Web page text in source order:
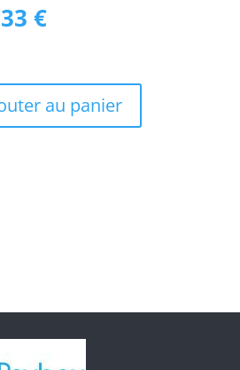
:
€.
€Le
prix
est :
18,33 €.
au panier